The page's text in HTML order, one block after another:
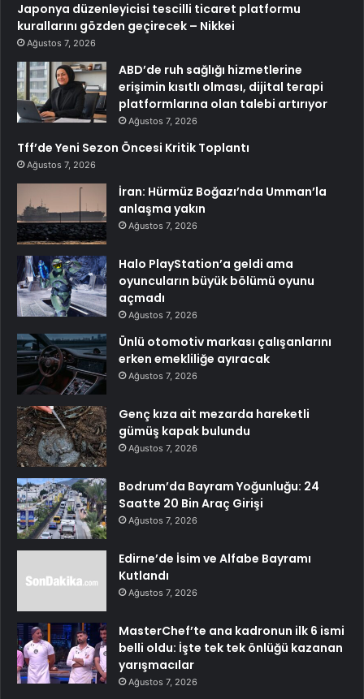
Japonya düzenleyicisi tescilli ticaret platformu
kurallarını gözden geçirecek – Nikkei
Ağustos 7, 2026
ABD’de ruh sağlığı hizmetlerine
erişimin kısıtlı olması, dijital terapi
platformlarına olan talebi artırıyor
Ağustos 7, 2026
Tff’de Yeni Sezon Öncesi Kritik Toplantı
Ağustos 7, 2026
İran: Hürmüz Boğazı’nda Umman’la
anlaşma yakın
Ağustos 7, 2026
Halo PlayStation’a geldi ama
oyuncuların büyük bölümü oyunu
açmadı
Ağustos 7, 2026
Ünlü otomotiv markası çalışanlarını
erken emekliliğe ayıracak
Ağustos 7, 2026
Genç kıza ait mezarda hareketli
gümüş kapak bulundu
Ağustos 7, 2026
Bodrum’da Bayram Yoğunluğu: 24
Saatte 20 Bin Araç Girişi
Ağustos 7, 2026
Edirne’de İsim ve Alfabe Bayramı
Kutlandı
Ağustos 7, 2026
MasterChef’te ana kadronun ilk 6 ismi
belli oldu: İşte tek tek önlüğü kazanan
yarışmacılar
Ağustos 7, 2026